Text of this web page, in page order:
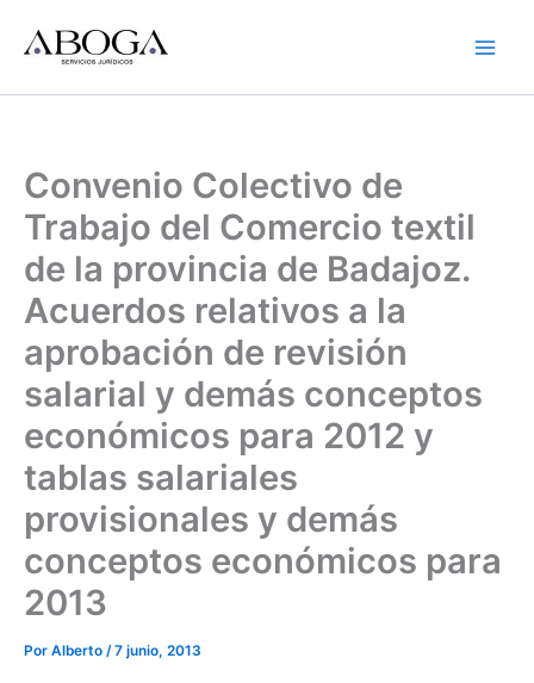
contenido
Convenio Colectivo de
Trabajo del Comercio textil
de la provincia de Badajoz.
Acuerdos relativos a la
aprobación de revisión
salarial y demás conceptos
económicos para 2012 y
tablas salariales
provisionales y demás
conceptos económicos para
2013
Por Alberto /7 junio, 2013